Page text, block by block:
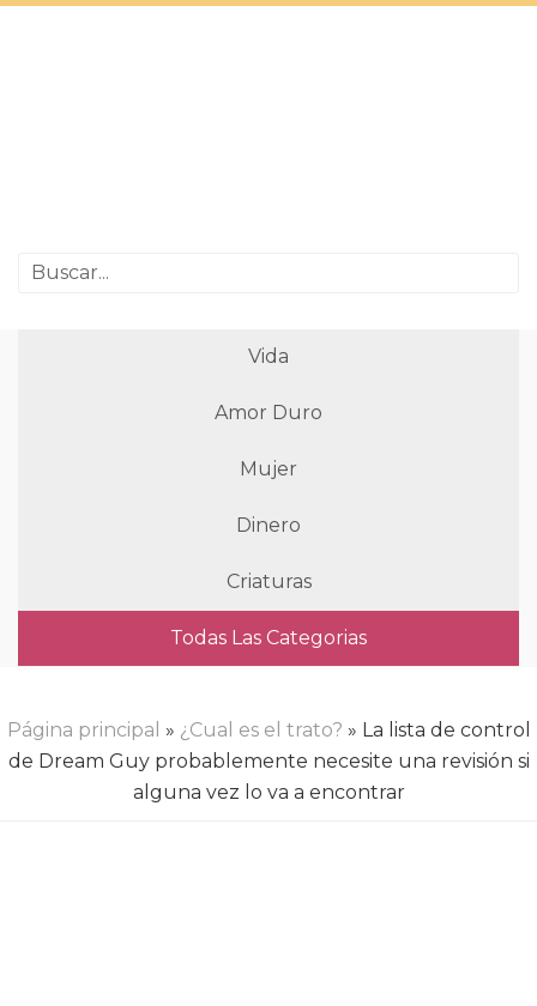
Vida
Amor Duro
Mujer
Dinero
Criaturas
Todas Las Categorias
Página principal » ¿Cual es el trato? » La lista de control
de Dream Guy probablemente necesite una revisión si
alguna vez lo va a encontrar